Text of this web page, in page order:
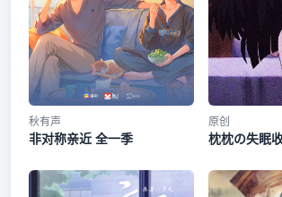
秋有声
非对称亲近 全一季
原创
枕枕の失眠